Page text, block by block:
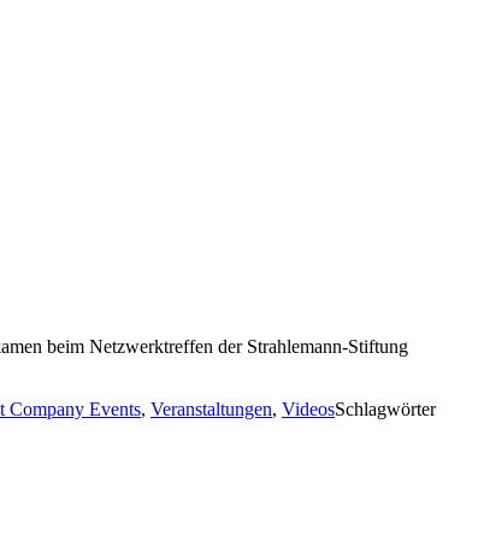
beim Netzwerktreffen der Strahlemann-Stiftung
Company Events, Veranstaltungen, VideosSchlagwörter